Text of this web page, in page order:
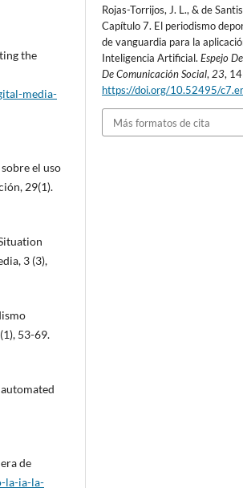
the
media-
el uso
29(1).
3 (3),
53-69.
de
la-ia-la-
Rojas-Torrijos, J. L., & de
Capítulo 7. El periodismo
de vanguardia para la
Inteligencia Artificial.Espejo
De Comunicación Social,23,
https://doi.org/10.52495/
Más formatos de cita